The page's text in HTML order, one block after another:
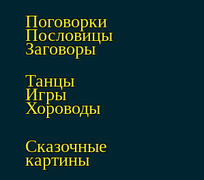
Поговорки
Пословицы
Заговоры
Танцы
Игры
Хороводы
Сказочные
картины